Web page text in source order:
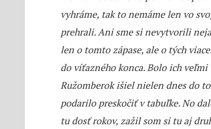
vyhráme, tak to nemáme len vo
prehrali. Ani sme si nevytvorili
len o tomto zápase, ale o tých
do víťazného konca. Bolo ich
Ružomberok išiel nielen dnes do
podarilo preskočiť v tabuľke. No
tu dosť rokov, zažil som si tu aj